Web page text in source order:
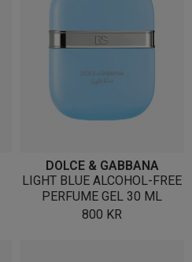
DOLCE & GABBANA
LIGHT BLUE ALCOHOL-FREE
PERFUME GEL 30 ML
800 KR